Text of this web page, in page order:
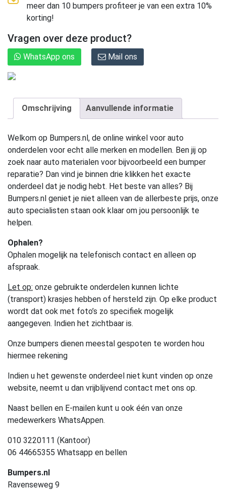
meer dan 10 bumpers profiteer je van een extra 10%
korting!
Vragen over deze product?
WhatsApp ons Mail ons
Omschrijving Aanvullende informatie
Welkom op Bumpers.nl, de online winkel voor auto
onderdelen voor echt alle merken en modellen. Ben jij op
zoek naar auto materialen voor bijvoorbeeld een bumper
reparatie? Dan vind je binnen drie klikken het exacte
onderdeel dat je nodig hebt. Het beste van alles? Bij
Bumpers.nl geniet je niet alleen van de allerbeste prijs, onze
auto specialisten staan ook klaar om jou persoonlijk te
helpen.
Ophalen?
Ophalen mogelijk na telefonisch contact en alleen op
afspraak.
Let op: onze gebruikte onderdelen kunnen lichte
(transport) krasjes hebben of hersteld zijn. Op elke product
wordt dat ook met foto’s zo specifiek mogelijk
aangegeven. Indien het zichtbaar is.
Onze bumpers dienen meestal gespoten te worden hou
hiermee rekening
Indien u het gewenste onderdeel niet kunt vinden op onze
website, neemt u dan vrijblijvend contact met ons op.
Naast bellen en E-mailen kunt u ook één van onze
medewerkers WhatsAppen.
010 3220111 (Kantoor)
06 44665355 Whatsapp en bellen
Bumpers.nl
Ravenseweg 9